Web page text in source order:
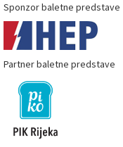
Sponzor baletne predstave
Partner baletne predstave